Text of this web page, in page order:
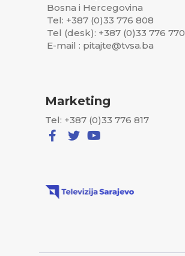
Bosna i Hercegovina
Tel: +387 (0)33 776 808
Tel (desk): +387 (0)33 776 770
E-mail : pitajte@tvsa.ba
Marketing
Tel: +387 (0)33 776 817